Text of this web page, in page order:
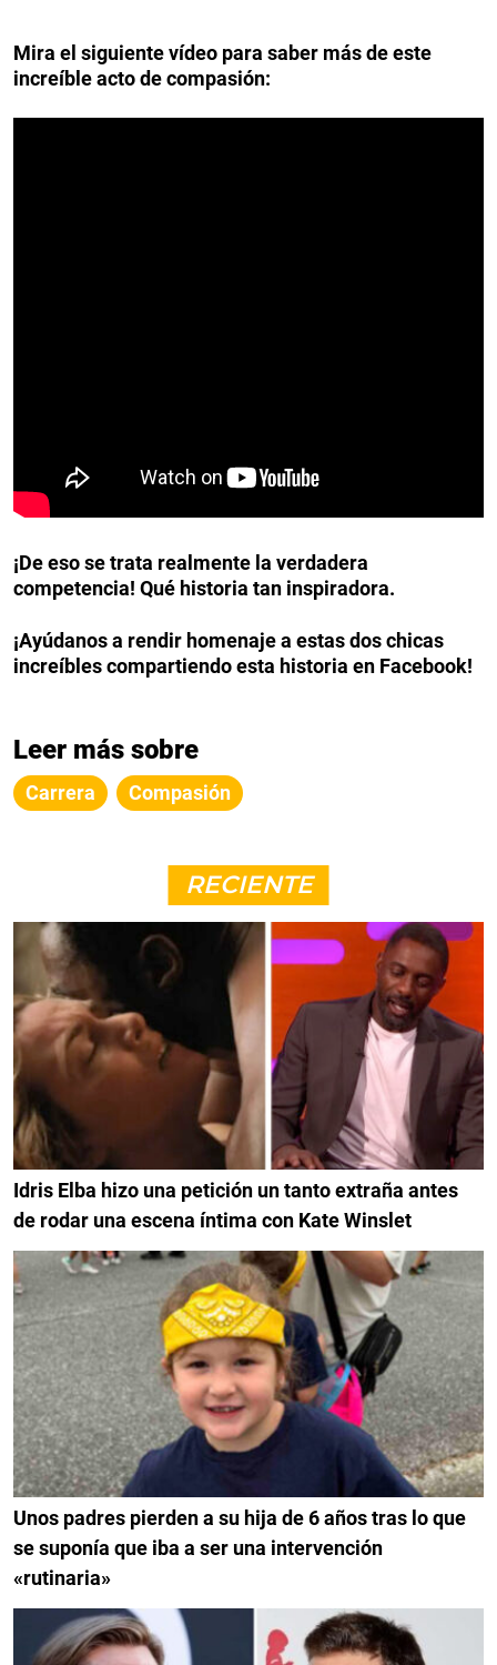
Mira el siguiente vídeo para saber más de este
increíble acto de compasión:
¡De eso se trata realmente la verdadera
competencia! Qué historia tan inspiradora.
¡Ayúdanos a rendir homenaje a estas dos chicas
increíbles compartiendo esta historia en Facebook!
Leer más sobre
Carrera Compasión
RECIENTE
Idris Elba hizo una petición un tanto extraña antes
de rodar una escena íntima con Kate Winslet
Unos padres pierden a su hija de 6 años tras lo que
se suponía que iba a ser una intervención
«rutinaria»